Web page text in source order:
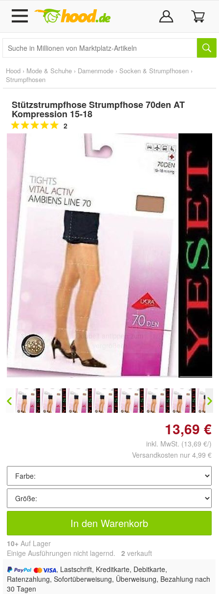
Hood › Mode & Schuhe › Damenmode › Socken & Strumpfhosen ›
Strumpfhosen
Stützstrumpfhose Strumpfhose 70den AT
Kompression 15-18
2
Doppelt antippen zum
vergrößern
13,69 €
inkl. MwSt. (13,69 €/)
Versandkosten nur 4,99 €
In den Warenkorb
10+ Auf Lager
Einige Ausführungen nicht lagernd. 2 verkauft
, Lastschrift, Kreditkarte, Debitkarte,
Ratenzahlung, Sofortüberweisung, Überweisung, Bezahlung nach
30 Tagen